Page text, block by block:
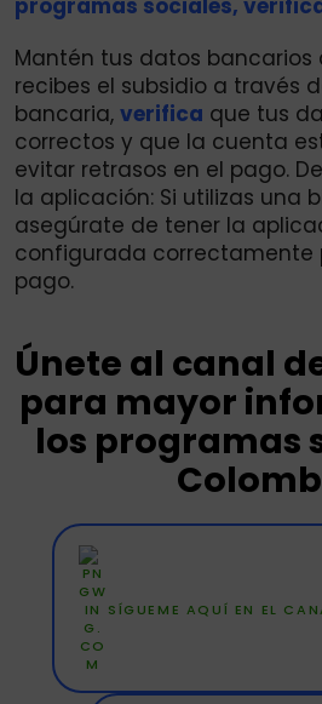
Mantén tus datos bancarios
recibes el subsidio a través
bancaria, verifica que tus
correctos y que la cuenta
evitar retrasos en el pago.
la aplicación: Si utilizas una
asegúrate de tener la
configurada correctamente
pago.
Únete al canal
para mayor
los programas
SÍGUEME AQUÍ EN EL